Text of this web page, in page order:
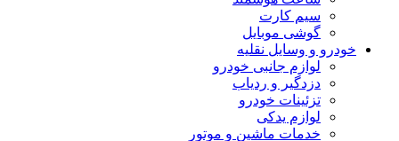
سیم کارت
گوشی موبایل
خودرو و وسایل نقلیه
لوازم جانبی خودرو
دزدگیر و ردیاب
تزئینات خودرو
لوازم یدکی
خدمات ماشین و موتور